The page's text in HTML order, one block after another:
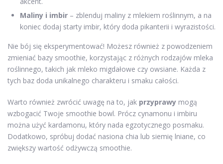
Maliny i imbir – zblenduj maliny z mlekiem roślinnym, a na
koniec dodaj starty imbir, który doda pikanterii i wyrazistości.
Nie bój się eksperymentować! Możesz również z powodzeniem
zmieniać bazy smoothie, korzystając z różnych rodzajów mleka
roślinnego, takich jak mleko migdałowe czy owsiane. Każda z
tych baz doda unikalnego charakteru i smaku całości.
Warto również zwrócić uwagę na to, jak przyprawy mogą
wzbogacić Twoje smoothie bowl. Prócz cynamonu i imbiru
można użyć kardamonu, który nada egzotycznego posmaku.
Dodatkowo, spróbuj dodać nasiona chia lub siemię lniane, co
zwiększy wartość odżywczą smoothie.